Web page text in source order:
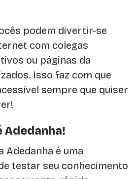
podem divertir-se
com colegas
ou páginas da
Isso faz com que
sempre que quiser
Adedanha!
Adedanha é uma
testar seu conhecimento